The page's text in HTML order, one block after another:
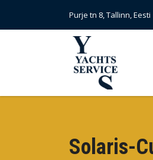
Purje tn 8, Tallinn, Eesti
Solaris-